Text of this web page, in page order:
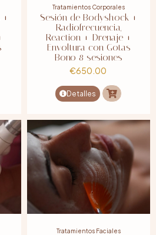
Tratamientos Corporales
Sesión de Bodyshock +
Radiofrecuencia,
Reaction + Drenaje +
Envoltura con Gotas
Bono 8 sesiones
€650.00
Detalles
Tratamientos Faciales